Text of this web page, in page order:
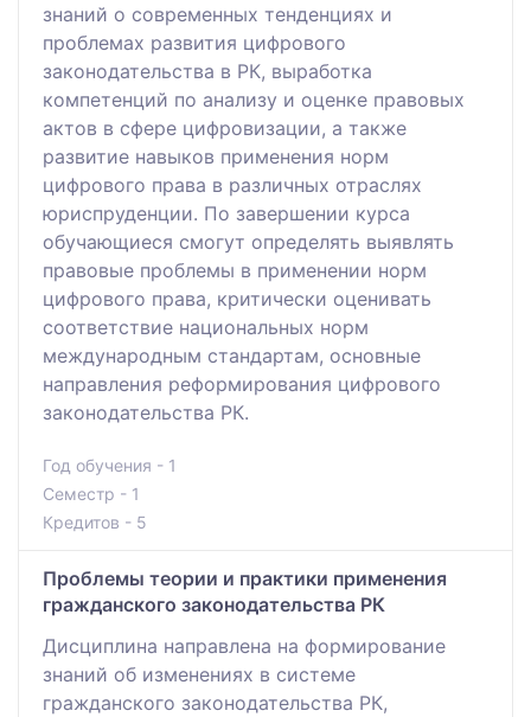
знаний о современных тенденциях и
проблемах развития цифрового
законодательства в РК, выработка
компетенций по анализу и оценке правовых
актов в сфере цифровизации, а также
развитие навыков применения норм
цифрового права в различных отраслях
юриспруденции. По завершении курса
обучающиеся смогут определять выявлять
правовые проблемы в применении норм
цифрового права, критически оценивать
соответствие национальных норм
международным стандартам, основные
направления реформирования цифрового
законодательства РК.
Год обучения - 1
Семестр - 1
Кредитов - 5
Проблемы теории и практики применения
гражданского законодательства РК
Дисциплина направлена на формирование
знаний об изменениях в системе
гражданского законодательства РК,